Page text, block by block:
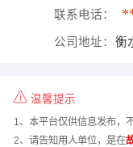
联系电话：
公司地址： 衡
温馨提示
1、本平台仅供信息发布，
2、请告知用人单位，是在